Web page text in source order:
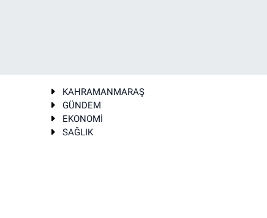
KAHRAMANMARAŞ
GÜNDEM
EKONOMİ
SAĞLIK